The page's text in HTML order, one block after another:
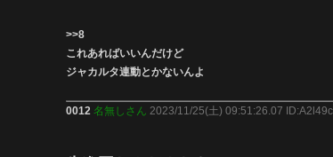
>>8
これあればいいんだけど
ジャカルタ連動とかないんよ
0012 名無しさん 2023/11/25(土) 09:51:26.07